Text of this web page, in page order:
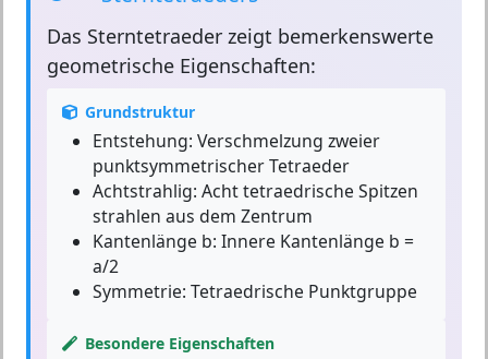
Das Sterntetraeder zeigt bemerkenswerte
geometrische Eigenschaften:
Grundstruktur
Entstehung: Verschmelzung zweier
punktsymmetrischer Tetraeder
Achtstrahlig: Acht tetraedrische Spitzen
strahlen aus dem Zentrum
Kantenlänge b: Innere Kantenlänge b =
a/2
Symmetrie: Tetraedrische Punktgruppe
Besondere Eigenschaften